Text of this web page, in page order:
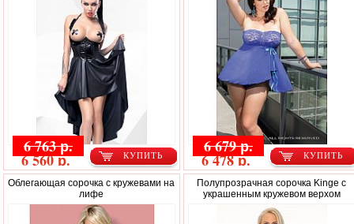
КУПИТЬ
6 763 р.
6 560 р. КУПИТЬ
6 679 р.
6 478 р.
Облегающая сорочка с кружевами на
лифе
Полупрозрачная сорочка Kinge с
украшенным кружевом верхом